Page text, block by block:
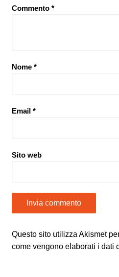
Commento *
Nome *
Email *
Sito web
Questo sito utilizza Akismet
come vengono elaborati i dati